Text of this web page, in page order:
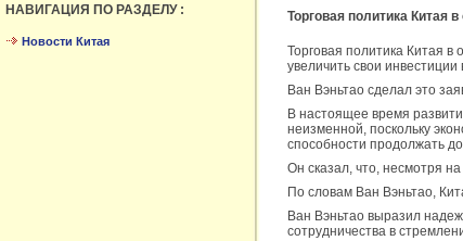
НАВИГАЦИЯ ПО РАЗДЕЛУ :
Новости Китая
Торговая политика Китая
Торговая политика Китая
увеличить свои инвестиции
Ван Вэньтао сделал это
В настоящее время
неизменной, поскольку
способности продолжать
Он сказал, что, несмотря
По словам Ван Вэньтао,
Ван Вэньтао выразил
сотрудничества в